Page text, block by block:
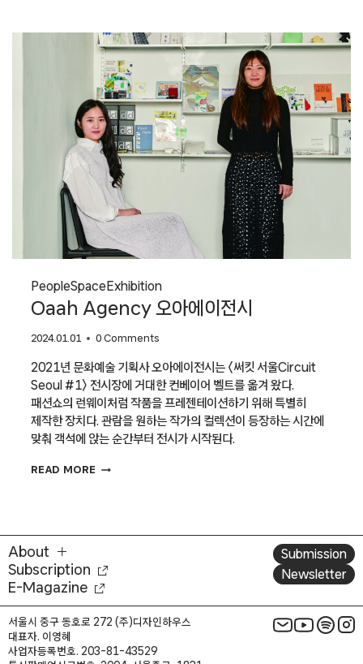
PeopleSpaceExhibition
Oaah Agency 오아에이전시
2024.01.01 0 Comments
2021년 문화예술 기획사 오아에이전시는 〈써킷 서울Circuit
Seoul #1〉 전시장에 거대한 컨베이어 벨트를 옮겨 왔다.
패션쇼의 런웨이처럼 작품을 프레젠테이션하기 위해 특별히
제작한 장치다. 관람을 원하는 작가의 컬렉션이 등장하는 시간에
맞춰 객석에 앉는 순간부터 전시가 시작된다.
READ MORE OAAH
About
Subscription
E-Magazine
Submission
Newsletter
서울시 중구 동호로 272 (주)디자인하우스
대표자. 이영혜
사업자등록번호. 203-81-43529